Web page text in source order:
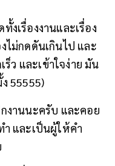
เรื่องงานและเรื่อง
ไม่กดดันเกินไป และ
ว และเข้าใจง่าย มัน
55555)
งานนะครับ และคอย
และเป็นผู้ให้คำ